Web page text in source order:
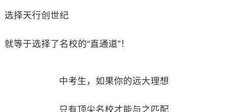
选择天行创世纪
就等于选择了名校的“直通道”！
中考生，如果你的远大理想
只有顶尖名校才能与之匹配